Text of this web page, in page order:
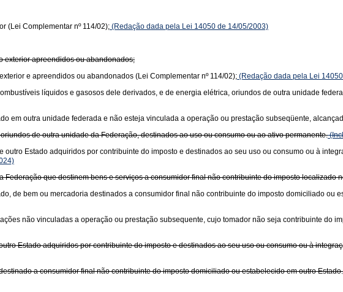
(Lei Complementar nº 114/02); (Redação dada pela Lei 14050 de 14/05/2003)
exterior apreendidos ou abandonados;
e apreendidos ou abandonados (Lei Complementar nº 114/02); (Redação dada pela Lei
líquidos e gasosos dele derivados, e de energia elétrica, oriundos de outra unidade
em outra unidade federada e não esteja vinculada a operação ou prestação subseqüente,
de outra unidade da Federação, destinados ao uso ou consumo ou ao ativo permanente.
Estado adquiridos por contribuinte do imposto e destinados ao seu uso ou consumo ou à
que destinem bens e serviços a consumidor final não contribuinte do imposto localizado
de bem ou mercadoria destinados a consumidor final não contribuinte do imposto domiciliado ou
não vinculadas a operação ou prestação subsequente, cujo tomador não seja contribuinte do
Estado adquiridos por contribuinte do imposto e destinados ao seu uso ou consumo ou à
a consumidor final não contribuinte do imposto domiciliado ou estabelecido em outro Estado.